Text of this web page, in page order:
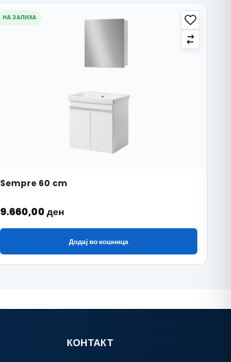
НА ЗАЛИХА
Sempre 60 cm
9.660,00 ден
Додај во кошница
КОНТАКТ